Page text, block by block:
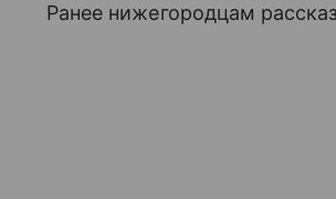
Ранее нижегородцам